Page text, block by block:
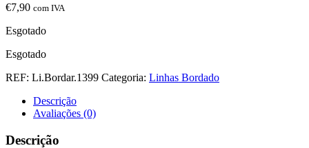
€7,90 com IVA
Esgotado
Esgotado
REF: Li.Bordar.1399 Categoria: Linhas Bordado
Descrição
Avaliações (0)
Descrição